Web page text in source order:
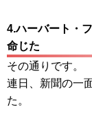
4.ハーバート・
命じた
その通りです。
連日、新聞の一
た。